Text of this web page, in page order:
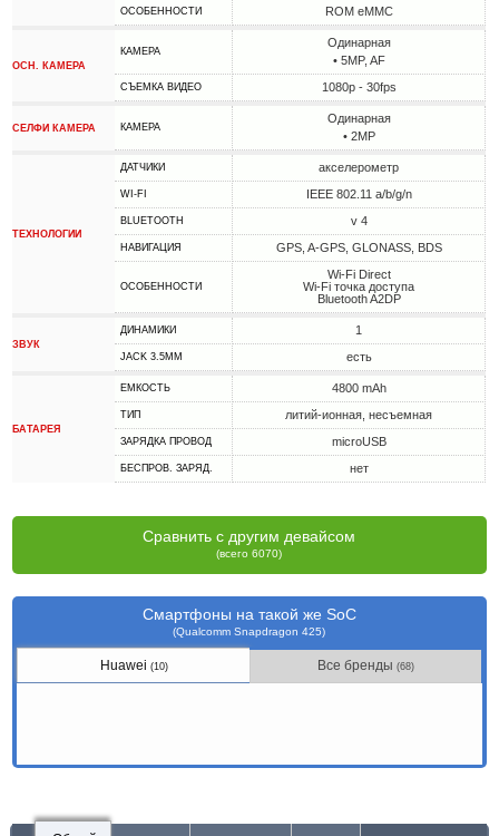
ОСОБЕННОСТИ ROM eMMC
ОСН. КАМЕРА
КАМЕРА
Одинарная
• 5MP, AF
СЪЕМКА ВИДЕО 1080p - 30fps
СЕЛФИ КАМЕРА КАМЕРА
Одинарная
• 2MP
ТЕХНОЛОГИИ
ДАТЧИКИ акселерометр
WI-FI IEEE 802.11 a/b/g/n
BLUETOOTH v 4
НАВИГАЦИЯ GPS, A-GPS, GLONASS, BDS
ОСОБЕННОСТИ
Wi-Fi Direct
Wi-Fi точка доступа
Bluetooth A2DP
ЗВУК
ДИНАМИКИ 1
JACK 3.5MM есть
БАТАРЕЯ
ЕМКОСТЬ 4800 mAh
ТИП литий-ионная, несъемная
ЗАРЯДКА ПРОВОД microUSB
БЕСПРОВ. ЗАРЯД. нет
Сравнить с другим девайсом
(всего 6070)
Смартфоны на такой же SoC
(Qualcomm Snapdragon 425)
Huawei (10) Все бренды(68)